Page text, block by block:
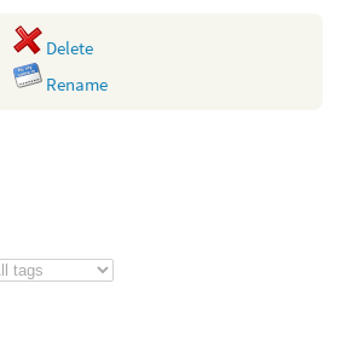
Delete
Rename